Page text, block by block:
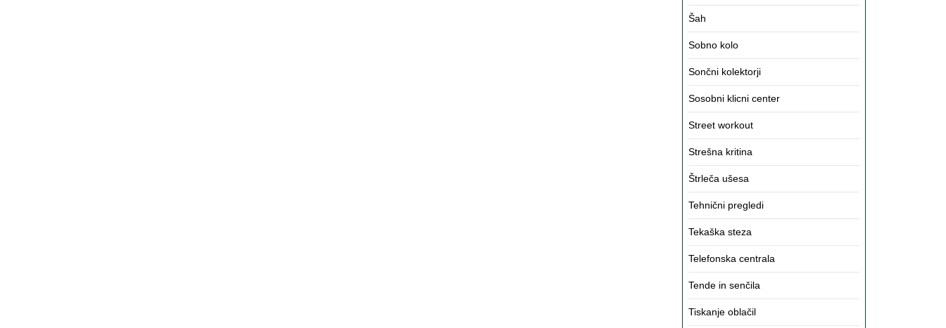
Šah
Sobno kolo
Sončni kolektorji
Sosobni klicni center
Street workout
Strešna kritina
Štrleča ušesa
Tehnični pregledi
Tekaška steza
Telefonska centrala
Tende in senčila
Tiskanje oblačil